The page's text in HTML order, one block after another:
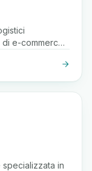
e-commerce
in